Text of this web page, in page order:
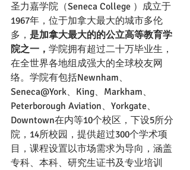
圣力嘉学院（Seneca College ）成立于
1967年，位于加拿大最大的城市多伦
多， 是加拿大最大的的公立高等教育学
院之一， 学院拥有超过二十万毕业生，
在全世界各地组成强大的全球校友网
络。学院有包括Newnham、
Seneca@York、King、Markham、
Peterborough Aviation、Yorkgate、
Downtown在内等10个校区，下设5所分
院，14所校园，提供超过300个学术项
目，课程设置以市场需求为导向，涵盖
专科、本科、研究生证书及专业培训